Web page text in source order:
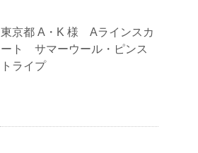
東京都 A・K 様 Aラインスカ
ート サマーウール・ピンス
トライプ